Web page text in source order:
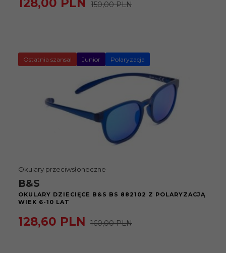
128,00 PLN 150,00 PLN
Ostatnia szansa! Junior Polaryzacja
Okulary przeciwsłoneczne
B&S
OKULARY DZIECIĘCE B&S BS 882102 Z POLARYZACJĄ
WIEK 6-10 LAT
128,60 PLN 160,00 PLN